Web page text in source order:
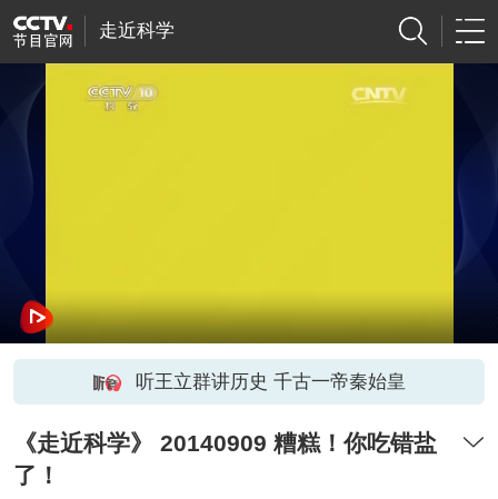
走近科学
听王立群讲历史 千古一帝秦始皇
《走近科学》 20140909 糟糕！你吃错盐
了！